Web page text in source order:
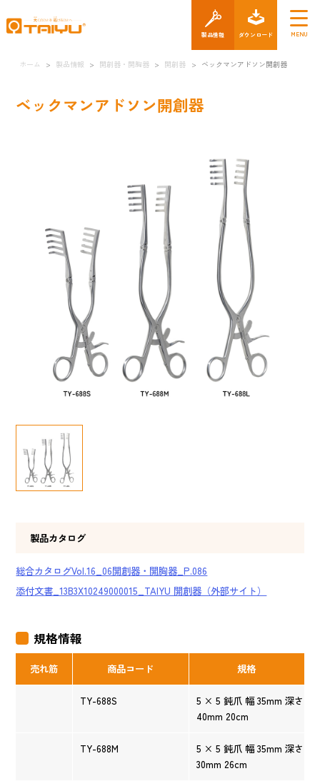
ホーム > 製品情報 > 開創器・開胸器 > 開創器 > ベックマンアドソン開創器
ベックマンアドソン開創器
製品カタログ
総合カタログVol.16_06開創器・開胸器_P.086
添付文書_13B3X10249000015_TAIYU 開創器（外部サイト）
規格情報
売れ筋 商品コード 規格
TY-688S
5 × 5 鈍爪 幅 35mm 深さ
40mm 20cm
TY-688M
5 × 5 鈍爪 幅 35mm 深さ
30mm 26cm